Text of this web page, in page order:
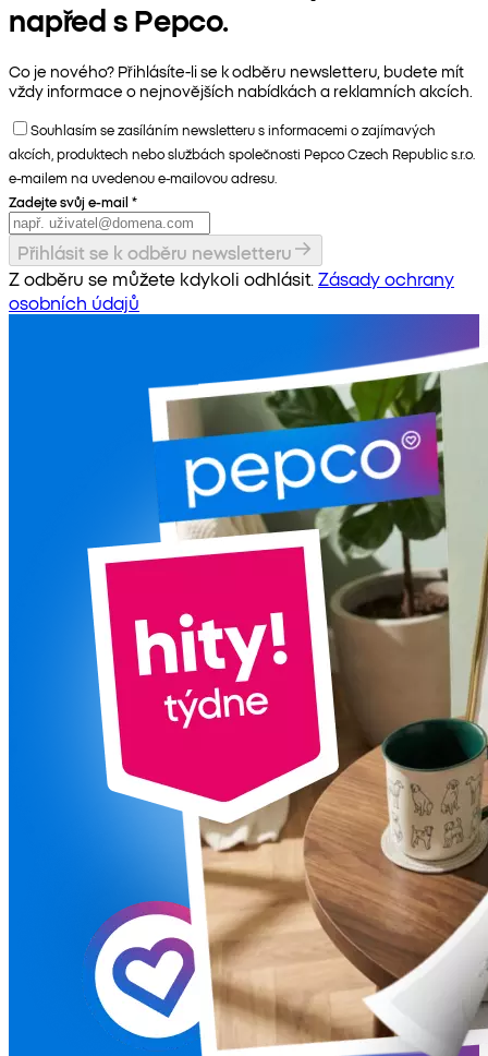
napřed s Pepco.
Co je nového? Přihlásíte-li se k odběru newsletteru, budete mít
vždy informace o nejnovějších nabídkách a reklamních akcích.
Souhlasím se zasíláním newsletteru s informacemi o zajímavých
akcích, produktech nebo službách společnosti Pepco Czech Republic s.r.o.
e-mailem na uvedenou e-mailovou adresu.
Zadejte svůj e-mail *
Přihlásit se k odběru newsletteru
Z odběru se můžete kdykoli odhlásit. Zásady ochrany
osobních údajů